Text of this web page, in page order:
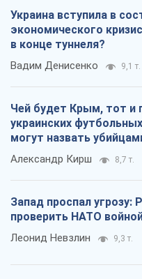
Украина вступила в
экономического
в конце туннеля?
Вадим Денисенко 9,1 т.
Чей будет Крым, тот и
украинских
могут назвать
Александр Кирш 8,7 т.
Запад проспал угрозу:
проверить НАТО
Леонид Невзлин 9,3 т.